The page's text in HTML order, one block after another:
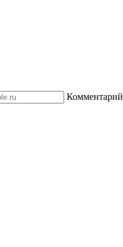
Комментарий